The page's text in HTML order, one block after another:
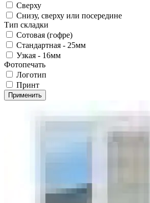
Сверху
Снизу, сверху или посередине
Тип складки
Сотовая (гофре)
Стандартная - 25мм
Узкая - 16мм
Фотопечать
Логотип
Принт
Применить